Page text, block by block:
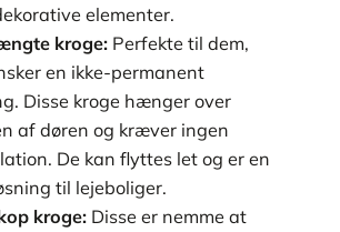
elementer.
kroge: Perfekte til dem,
en ikke-permanent
Disse kroge hænger over
af døren og kræver ingen
De kan flyttes let og er en
til lejeboliger.
kroge: Disse er nemme at